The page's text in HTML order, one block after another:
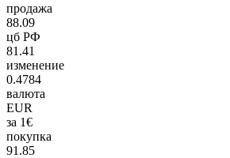
продажа
88.09
цб РФ
81.41
изменение
0.4784
валюта
EUR
за 1€
покупка
91.85